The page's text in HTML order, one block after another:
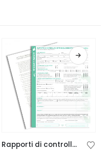
Rapporti di controllo tipo 1 Piemonte 3 copie